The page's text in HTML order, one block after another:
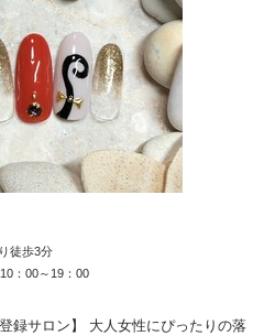
徒歩3分
：00～19：00
録サロン】 大人女性にぴったりの落